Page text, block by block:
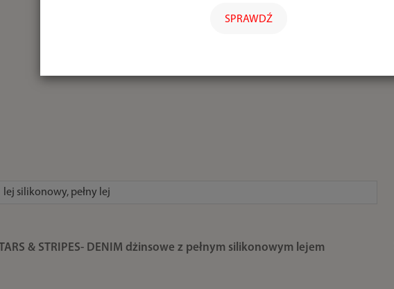
SPRAWDŹ
lej silikonowy, pełny lej
& STRIPES- DENIM dżinsowe z pełnym silikonowym lejem